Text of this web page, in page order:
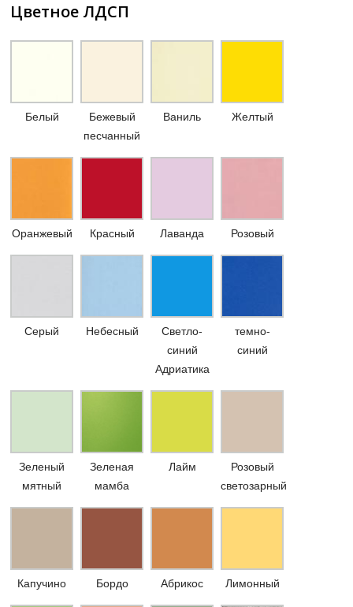
Цветное ЛДСП
Белый
Бежевый
песчанный
Ваниль Желтый
Оранжевый Красный Лаванда Розовый
Серый Небесный
Светло-
синий
Адриатика
темно-
синий
Зеленый
мятный
Зеленая
мамба
Лайм
Розовый
светозарный
Капучино Бордо Абрикос Лимонный